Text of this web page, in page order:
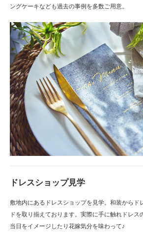
ングケーキなども過去の事例を多数ご用意。
ドレスショップ見学
敷地内にあるドレスショップを見学。和装からド
ドを取り揃えております。実際に手に触れドレス
当日をイメージしたり花嫁気分を味わって♪